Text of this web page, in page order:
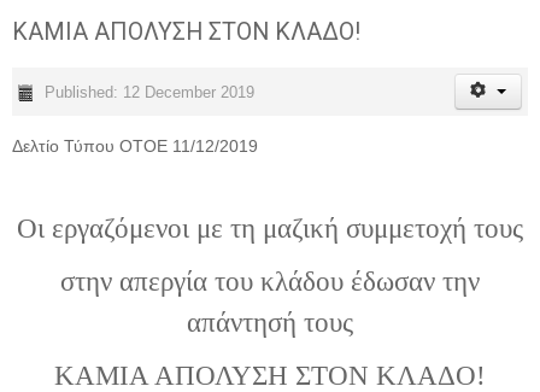
ΚΑΜΙΑ ΑΠΟΛΥΣΗ ΣΤΟΝ ΚΛΑΔΟ!
Published: 12 December 2019
Δελτίο Τύπου ΟΤΟΕ 11/12/2019
Οι εργαζόμενοι με τη μαζική συμμετοχή τους
στην απεργία του κλάδου έδωσαν την
απάντησή τους
ΚΑΜΙΑ ΑΠΟΛΥΣΗ ΣΤΟΝ ΚΛΑΔΟ!